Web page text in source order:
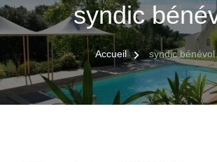
syndic
Accueil syndic bénévol